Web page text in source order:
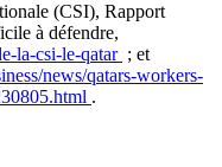
(CSI), Rapport
à défendre,
la-csi-le-qatar ; et
news/qatars-workers-
.